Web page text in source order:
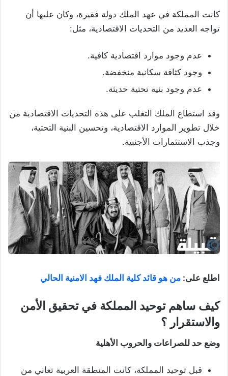
كانت المملكة في عهد الملك دولة فقيرة، وكان عليها أن
تواجه العديد من التحديات الاقتصادية، مثل:
عدم وجود موارد اقتصادية كافية.
وجود كثافة سكانية منخفضة.
عدم وجود بنية تحتية حديثة.
وقد استطاع الملك التغلب على هذه التحديات الاقتصادية من
خلال تطوير الموارد الاقتصادية، وتحسين البنية التحتية،
وجذب الاستثمارات الأجنبية.
اطلع على: من هو قائد كلية الملك فهد الامنية الحالي
كيف ساهم توحيد المملكة في تحقيق الأمن
والاستقرار ؟
وضع حد للصراعات والحروب الأهلية
قبل توحيد المملكة، كانت المنطقة العربية تعاني من